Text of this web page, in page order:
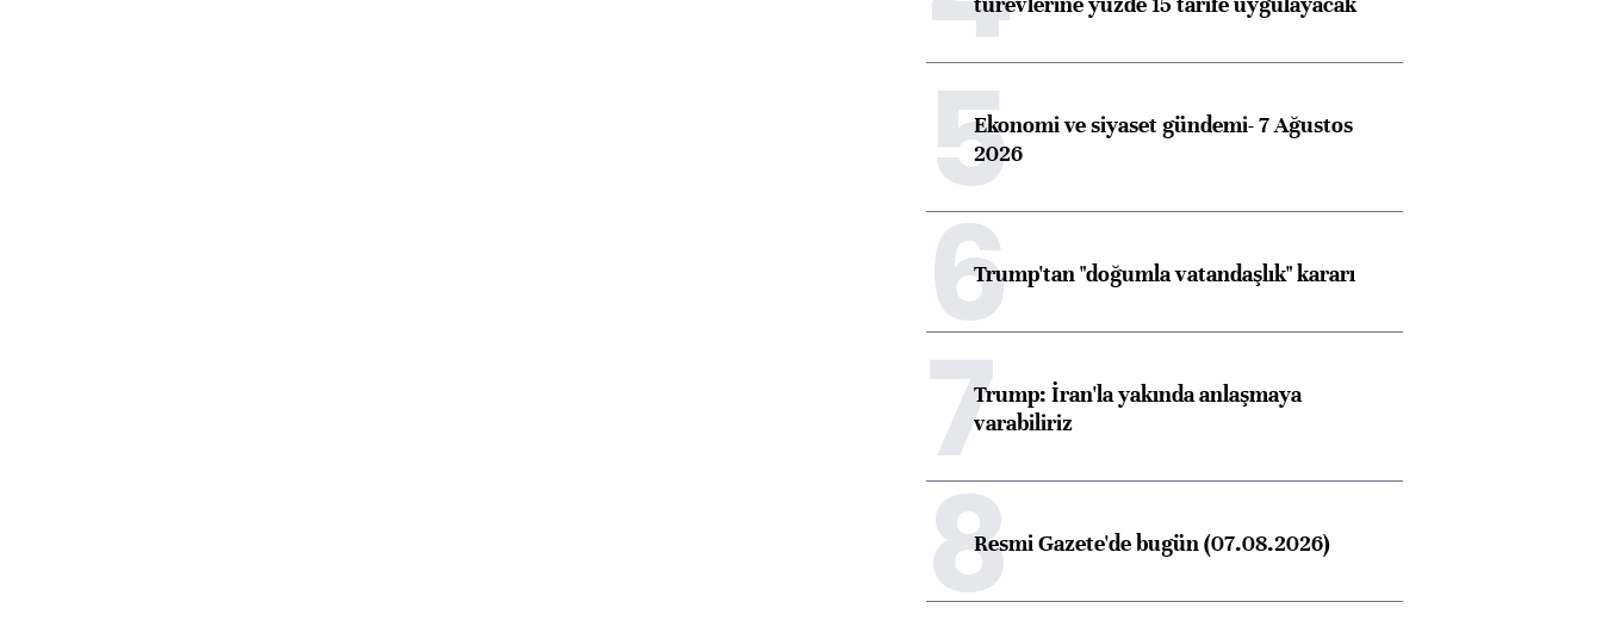
5Ekonomi ve siyaset gündemi- 7 Ağustos
2026
6Trump'tan "doğumla vatandaşlık" kararı
7Trump: İran'la yakında anlaşmaya
varabiliriz
8Resmi Gazete'de bugün (07.08.2026)